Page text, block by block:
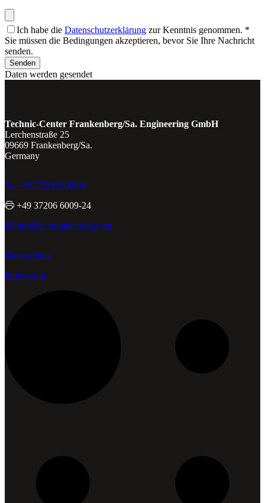
Ich habe die Datenschutzerklärung zur Kenntnis genommen. *
Sie müssen die Bedingungen akzeptieren, bevor Sie Ihre Nachricht
senden.
Senden
Daten werden gesendet
Technic-Center Frankenberg/Sa. Engineering GmbH
Lerchenstraße 25
09669 Frankenberg/Sa.
Germany
+49 37206 6009-0
+49 37206 6009-24
info@tc-engineering.com
Datenschutz
Impressum